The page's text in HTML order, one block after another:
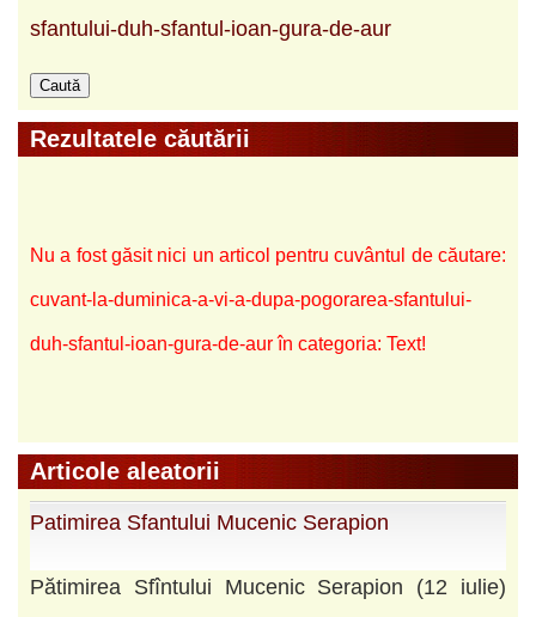
sfantului-duh-sfantul-ioan-gura-de-aur
Rezultatele căutării
Nu a fost găsit nici un articol pentru cuvântul de căutare:
cuvant-la-duminica-a-vi-a-dupa-pogorarea-sfantului-
duh-sfantul-ioan-gura-de-aur în categoria: Text!
Articole aleatorii
Patimirea Sfantului Mucenic Serapion
Pătimirea Sfîntului Mucenic Serapion (12 iulie)